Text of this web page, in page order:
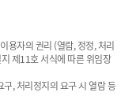
용자의 권리 (열람, 정정, 처리
제11호 서식에 따른 위임장
, 처리정지의 요구 시 열람 등